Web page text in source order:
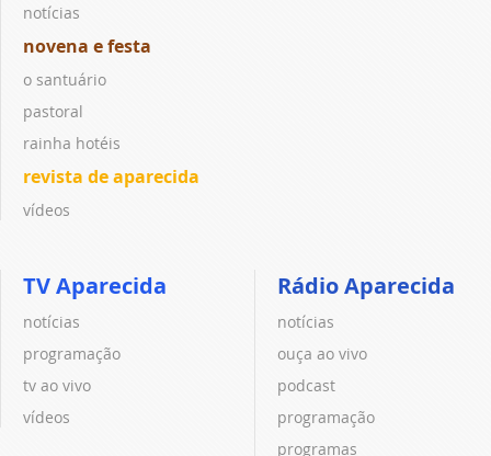
notícias
novena e festa
o santuário
pastoral
rainha hotéis
revista de aparecida
vídeos
TV Aparecida
notícias
programação
tv ao vivo
vídeos
Rádio Aparecida
notícias
ouça ao vivo
podcast
programação
programas